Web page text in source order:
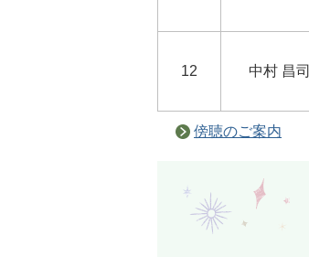
12 中村 昌司
傍聴のご案内